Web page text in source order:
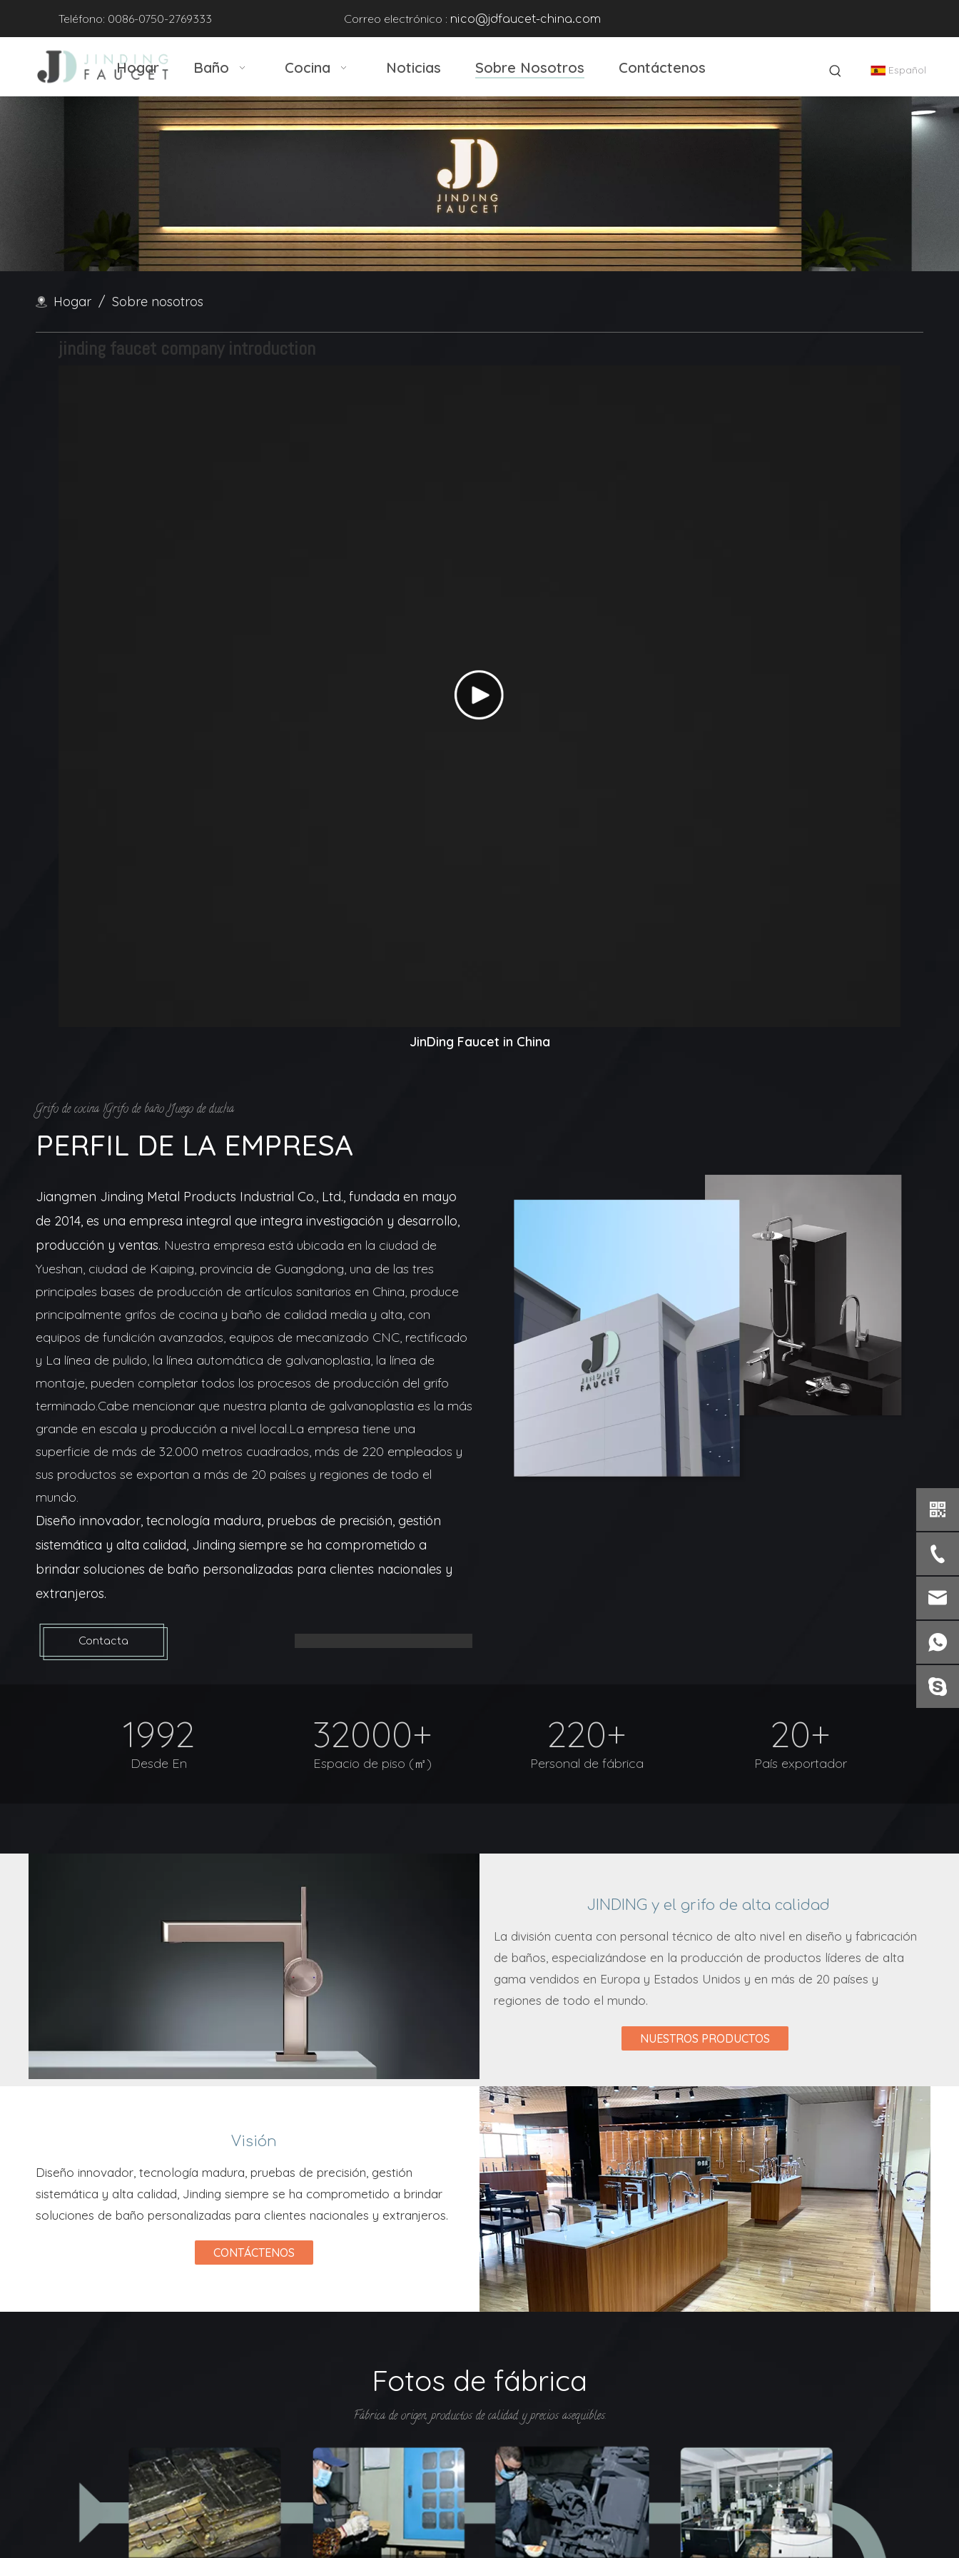
Teléfono: 0086-0750-2769333 Correo electrónico : nico@jdfaucet-china.com
Hogar Baño Cocina Noticias Sobre Nosotros Contáctenos Español
Hogar / Sobre nosotros
jinding faucet company introduction
JinDing Faucet in China
Grifo de cocina |Grifo de baño |Juego de ducha
PERFIL DE LA EMPRESA
Jiangmen Jinding Metal Products Industrial Co., Ltd., fundada en mayo
de 2014, es una empresa integral que integra investigación y desarrollo,
producción y ventas. Nuestra empresa está ubicada en la ciudad de
Yueshan, ciudad de Kaiping, provincia de Guangdong, una de las tres
principales bases de producción de artículos sanitarios en China, produce
principalmente grifos de cocina y baño de calidad media y alta, con
equipos de fundición avanzados, equipos de mecanizado CNC, rectificado
y La línea de pulido, la línea automática de galvanoplastia, la línea de
montaje, pueden completar todos los procesos de producción del grifo
terminado.Cabe mencionar que nuestra planta de galvanoplastia es la más
grande en escala y producción a nivel local.La empresa tiene una
superficie de más de 32.000 metros cuadrados, más de 220 empleados y
sus productos se exportan a más de 20 países y regiones de todo el
mundo.
Diseño innovador, tecnología madura, pruebas de precisión, gestión
sistemática y alta calidad, Jinding siempre se ha comprometido a
brindar soluciones de baño personalizadas para clientes nacionales y
extranjeros.
Contacta
1992
Desde En
32000+
Espacio de piso (㎡)
220+
Personal de fábrica
20+
País exportador
JINDING y el grifo de alta calidad
La división cuenta con personal técnico de alto nivel en diseño y fabricación
de baños, especializándose en la producción de productos líderes de alta
gama vendidos en Europa y Estados Unidos y en más de 20 países y
regiones de todo el mundo.
NUESTROS PRODUCTOS
Visión
Diseño innovador, tecnología madura, pruebas de precisión, gestión
sistemática y alta calidad, Jinding siempre se ha comprometido a brindar
soluciones de baño personalizadas para clientes nacionales y extranjeros.
CONTÁCTENOS
Fotos de fábrica
Fábrica de origen, productos de calidad y precios asequibles.